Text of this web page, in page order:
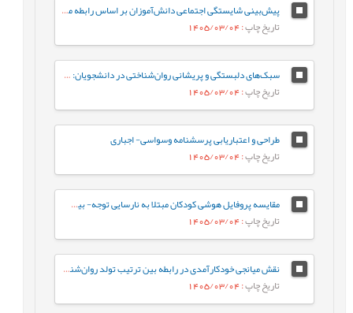
پیش‌بینی شایستگی اجتماعی دانش‌آموزان بر اساس رابطه معلم-دانش‌آموز و احساس تعلق به مدرسه: نقش واسطه‌ای تنظیم رفتاری هیجان
تاریخ چاپ: 1405/03/04
سبک‌های دلبستگی و پریشانی روان‌شناختی در دانشجویان: نقش واسطه‌ای تنظیم هیجان بین فردی
تاریخ چاپ: 1405/03/04
طراحی و اعتباریابی پرسشنامه وسواسی- اجباری
تاریخ چاپ: 1405/03/04
مقایسه پروفایل هوشی کودکان مبتلا به نارسایی توجه- بیش‌فعالی با کودکان عادی براساس شاخص‌های جانبی و مکمل آزمون WISC-V
تاریخ چاپ: 1405/03/04
نقش میانجی خودکارآمدی در رابطه‌ بین ترتیب تولد روان‌شناختی و جوخانواده با رفتارهای جامعه پسند در دانشجویان
تاریخ چاپ: 1405/03/04